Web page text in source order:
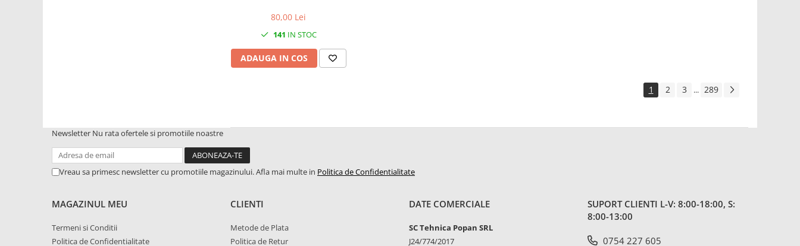
1.8.10. Volante
2. Piese Utilaje Agricole
80,00 Lei
141 IN STOC
ADAUGA IN COS
1 2 3 ... 289
Newsletter Nu rata ofertele si promotiile noastre
Vreau sa primesc newsletter cu promotiile magazinului. Afla mai multe in Politica de Confidentialitate
MAGAZINUL MEU
Termeni si Conditii
Politica de Confidentialitate
CLIENTI
Metode de Plata
Politica de Retur
DATE COMERCIALE
SC Tehnica Popan SRL
J24/774/2017
SUPORT CLIENTI L-V: 8:00-18:00, S:
8:00-13:00
0754 227 605